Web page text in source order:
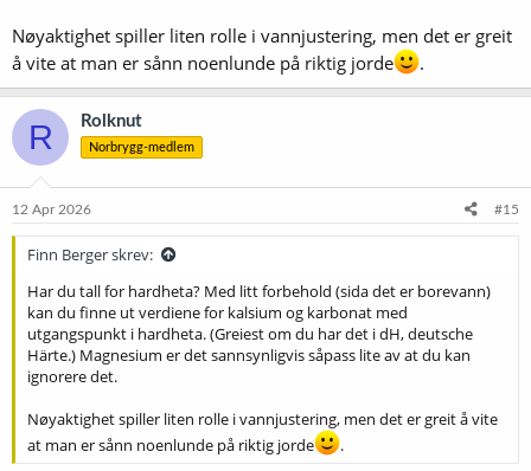
Nøyaktighet spiller liten rolle i vannjustering, men det er greit
å vite at man er sånn noenlunde på riktig jorde
.
R Rolknut
Norbrygg-medlem
12 Apr 2026 #15
Finn Berger skrev:
Har du tall for hardheta? Med litt forbehold (sida det er borevann)
kan du finne ut verdiene for kalsium og karbonat med
utgangspunkt i hardheta. (Greiest om du har det i dH, deutsche
Härte.) Magnesium er det sannsynligvis såpass lite av at du kan
ignorere det.
Nøyaktighet spiller liten rolle i vannjustering, men det er greit å vite
at man er sånn noenlunde på riktig jorde
.